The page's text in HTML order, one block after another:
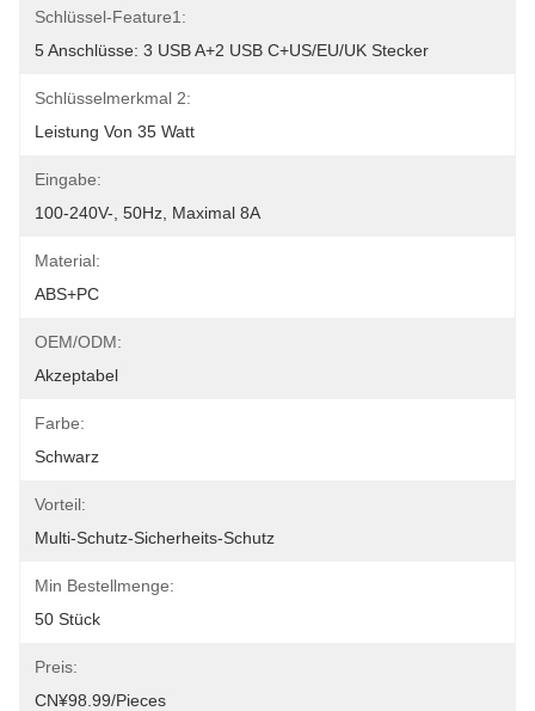
Schlüssel-Feature1:
5 Anschlüsse: 3 USB A+2 USB C+US/EU/UK Stecker
Schlüsselmerkmal 2:
Leistung Von 35 Watt
Eingabe:
100-240V-, 50Hz, Maximal 8A
Material:
ABS+PC
OEM/ODM:
Akzeptabel
Farbe:
Schwarz
Vorteil:
Multi-Schutz-Sicherheits-Schutz
Min Bestellmenge:
50 Stück
Preis:
CN¥98.99/pieces